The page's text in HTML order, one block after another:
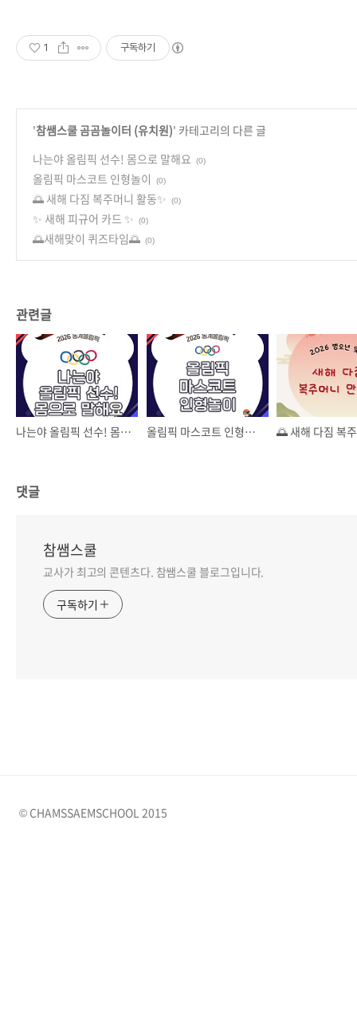
1 구독하기
'참쌤스쿨 곰곰놀이터 (유치원)' 카테고리의 다른 글
나는야 올림픽 선수! 몸으로 말해요
(0)
올림픽 마스코트 인형놀이 (0)
🌅 새해 다짐 복주머니 활동✨ (0)
✨ 새해 피규어 카드 ✨ (0)
🌅새해맞이 퀴즈타임🌅 (0)
관련글
나는야 올림픽 선수! 몸으로 말해요 올림픽 마스코트 인형놀이
댓글
참쌤스쿨
교사가 최고의 콘텐츠다. 참쌤스쿨 블로그입니다.
구독하기
© CHAMSSAEMSCHOOL 2015